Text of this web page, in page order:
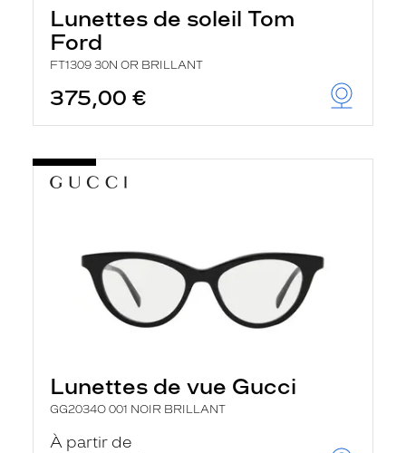
Lunettes de soleil Tom
Ford
FT1309 30N OR BRILLANT
375,00 €
Lunettes de vue Gucci
GG2034O 001 NOIR BRILLANT
À partir de